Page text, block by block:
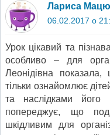
Лариса
06.02.2017 о
Урок цікавий та
особливо – для
Леонідівна
тільки ознайомлює
та наслідками
попереджує, що
шкідливим для